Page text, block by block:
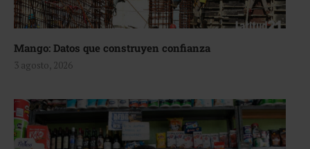
Mango: Datos que construyen confianza
3 agosto, 2026